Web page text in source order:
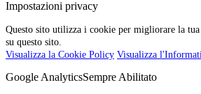
Impostazioni privacy
Questo sito utilizza i cookie per migliorare la tua
su questo sito.
Visualizza la Cookie Policy Visualizza
Google AnalyticsSempre Abilitato